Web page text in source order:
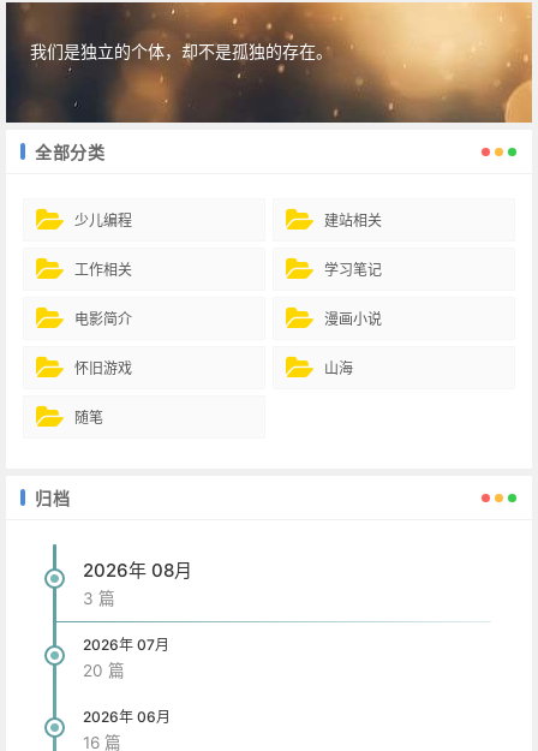
我们是独立的个体，却不是孤独的存在。
全部分类
少儿编程 建站相关
工作相关 学习笔记
电影简介 漫画小说
怀旧游戏 山海
随笔
归档
2026年 08月
3 篇
2026年 07月
20 篇
2026年 06月
16 篇